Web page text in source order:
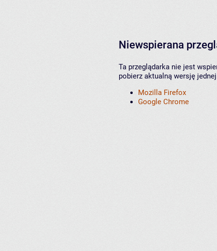
Niewspierana
Ta przeglądarka nie jest
pobierz aktualną wersję
Mozilla Firefox
Google Chrome